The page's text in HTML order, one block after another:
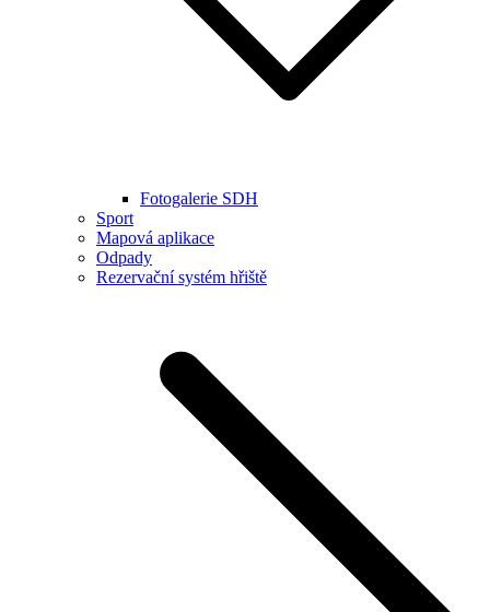
Fotogalerie SDH
Sport
Mapová aplikace
Odpady
Rezervační systém hřiště